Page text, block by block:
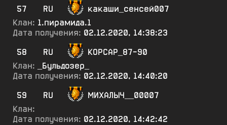
57
RU
какаши_сенсей007
Клан: 1.пирамида.1
Дата получения: 02.12.2020, 14:38:23
58
RU
КОРСАР_87-90
Клан:
_Бульдозер_
Дата получения: 02.12.2020, 14:40:20
59
RU
МИХАЛЫЧ__00007
Клан:
Дата получения: 02.12.2020, 14:42:42